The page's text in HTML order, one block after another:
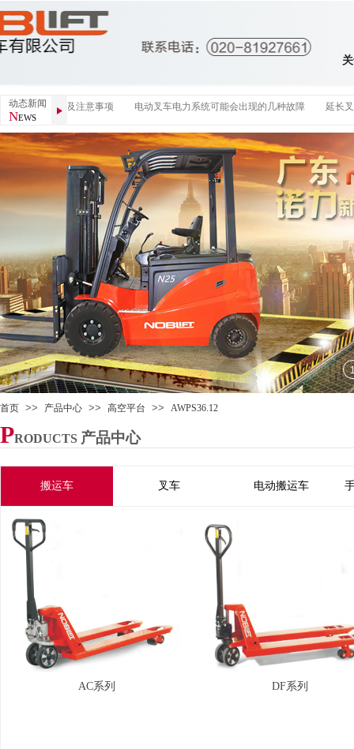
操作堆高车及注意事项 电动叉车电力系统可能会出现的几种故障 延长叉
动态新闻
NEWS
首页 >> 产品中心 >> 高空平台 >> AWPS36.12
PRODUCTS 产品中心
搬运车 叉车 电动搬运车
AC系列 DF系列